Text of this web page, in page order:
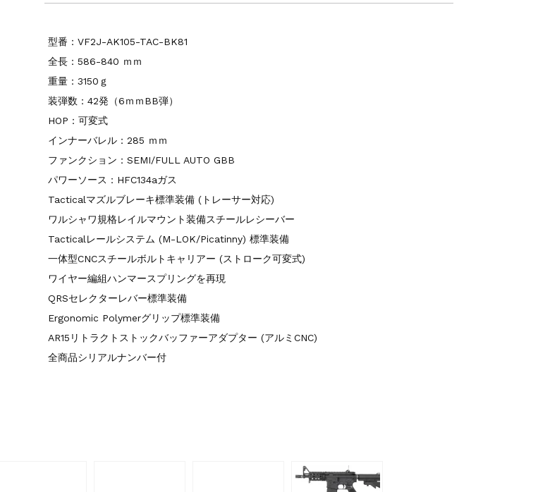
型番：VF2J-AK105-TAC-BK81
全長：586-840 ｍｍ
重量：3150ｇ
装弾数：42発（6ｍｍBB弾）
HOP：可変式
インナーバレル：285 ｍｍ
ファンクション：SEMI/FULL AUTO GBB
パワーソース：HFC134aガス
Tacticalマズルブレーキ標準装備 (トレーサー対応)
ワルシャワ規格レイルマウント装備スチールレシーバー
Tacticalレールシステム (M-LOK/Picatinny) 標準装備
一体型CNCスチールボルトキャリアー (ストローク可変式)
ワイヤー編組ハンマースプリングを再現
QRSセレクターレバー標準装備
Ergonomic Polymerグリップ標準装備
AR15リトラクトストックバッファーアダプター (アルミCNC)
全商品シリアルナンバー付